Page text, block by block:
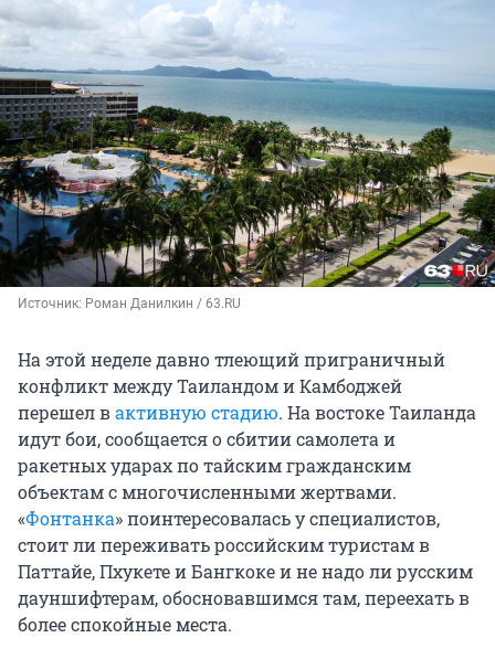
Источник: Роман Данилкин / 63.RU
На этой неделе давно тлеющий приграничный
конфликт между Таиландом и Камбоджей
перешел вактивную стадию. На востоке Таиланда
идут бои, сообщается о сбитии самолета и
ракетных ударах по тайским гражданским
объектам с многочисленными жертвами.
«Фонтанка» поинтересовалась у специалистов,
стоит ли переживать российским туристам в
Паттайе, Пхукете и Бангкоке и не надо ли русским
дауншифтерам, обосновавшимся там, переехать в
более спокойные места.